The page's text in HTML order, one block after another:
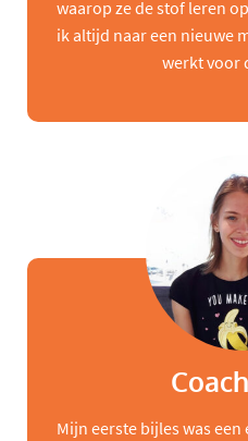
waarop ze de stof leren
ik altijd naar een nieuwe
werkt voor
Mijn eerste bijles was